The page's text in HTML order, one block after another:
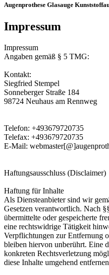
Augenprothese Glasauge
Impressum
Impressum
Angaben gemäß § 5 TMG:
Kontakt:
Siegfried Stempel
Sonneberger Straße 184
98724 Neuhaus am Rennweg
Telefon: +493679720735
Telefax: +493679720735
E-Mail:
Haftungsausschluss (Disclaimer)
Haftung für Inhalte
Als Diensteanbieter sind wir
Gesetzen verantwortlich. Nach
übermittelte oder gespeicherte
eine rechtswidrige Tätigkeit
Verpflichtungen zur Entfernung
bleiben hiervon unberührt. Eine
konkreten Rechtsverletzung
diese Inhalte umgehend